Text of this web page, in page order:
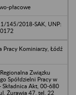
płacowe
145/2018-SAK, UNP:
Pracy Kominiarzy, Łódź
Związku
Spółdzielni Pracy w
Składnica Akt, 00-680
Żurawia 47, tel. 22